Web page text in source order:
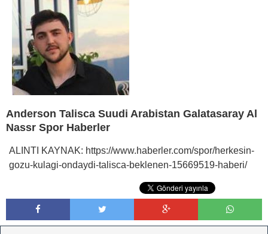
Anderson Talisca Suudi Arabistan Galatasaray Al
Nassr Spor Haberler
ALINTI KAYNAK: https://www.haberler.com/spor/herkesin-
gozu-kulagi-ondaydi-talisca-beklenen-15669519-haberi/